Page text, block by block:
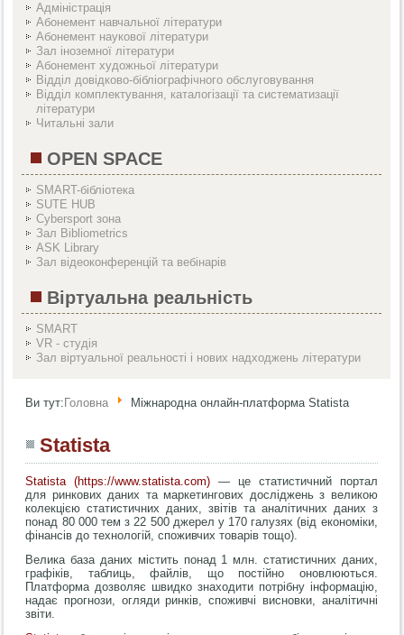
Адміністрація
Абонемент навчальної літератури
Абонемент наукової літератури
Зал іноземної літератури
Абонемент художньої літератури
Відділ довідково-бібліографічного обслуговування
Вiддiл комплектування, каталогізації та систематизації
літератури
Читальні зали
OPEN SPACE
SMART-бібліотека
SUTE HUB
Cybersport зона
Зал Bibliometrics
ASK Library
Зал відеоконференцій та вебінарів
Віртуальна реальність
SMART
VR - студія
Зал віртуальної реальності і нових надходжень літератури
Ви тут: Головна Міжнародна онлайн-платформа Statista
Statista
Statista (https://www.statista.com) — це статистичний портал
для ринкових даних та маркетингових досліджень з великою
колекцією статистичних даних, звітів та аналітичних даних з
понад 80 000 тем з 22 500 джерел у 170 галузях (від економіки,
фінансів до технологій, споживчих товарів тощо).
Велика база даних містить понад 1 млн. статистичних даних,
графіків, таблиць, файлів, що постійно оновлюються.
Платформа дозволяє швидко знаходити потрібну інформацію,
надає прогнози, огляди ринків, споживчі висновки, аналітичні
звіти.